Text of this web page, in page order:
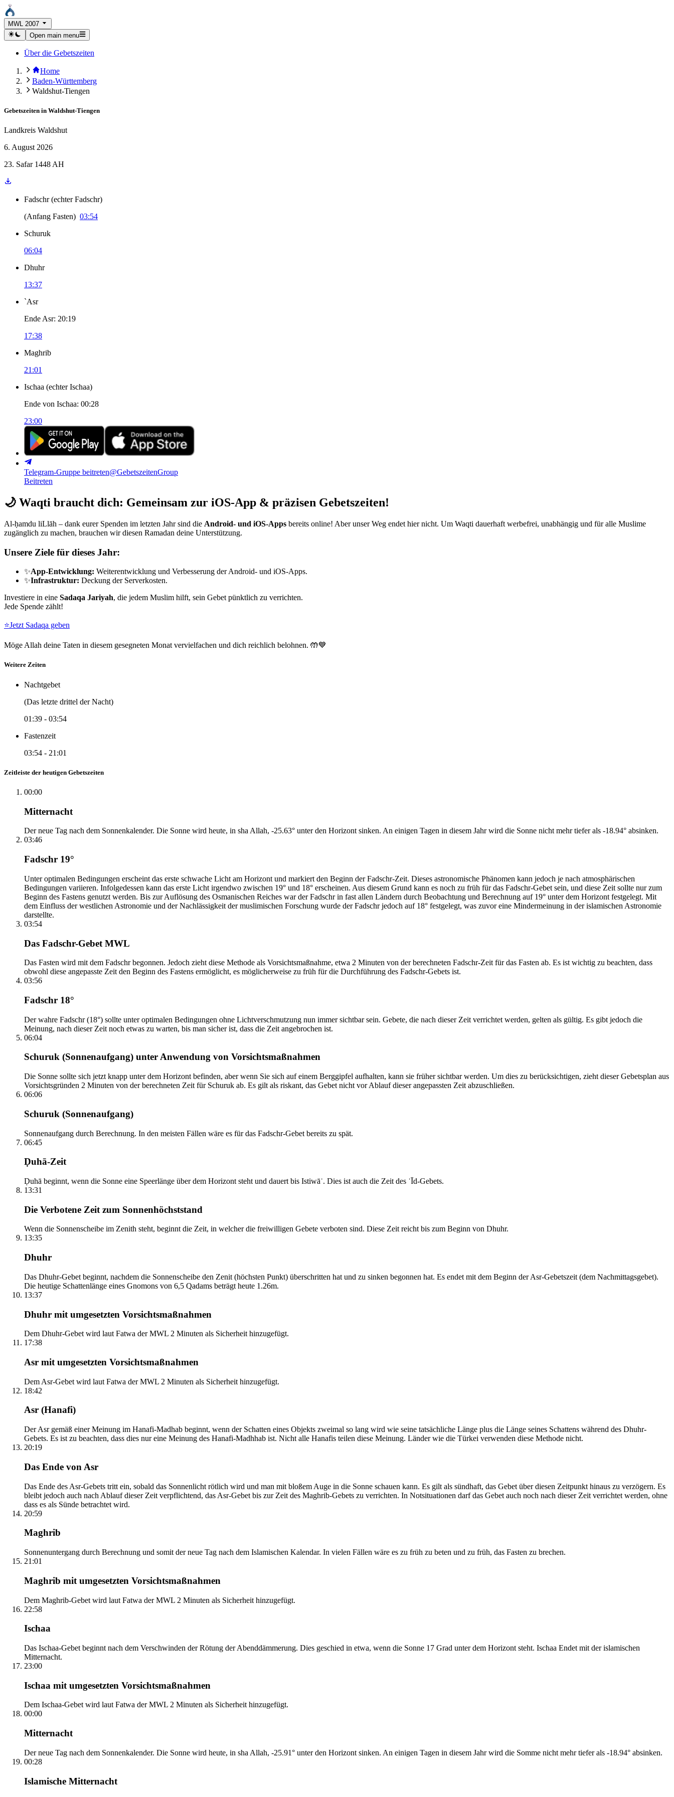
MWL 2007
Open main menu
Über die Gebetszeiten
Home
Baden-Württemberg
Waldshut-Tiengen
Gebetszeiten in Waldshut-Tiengen
Landkreis Waldshut
6. August 2026
23. Safar 1448 AH
Fadschr (echter Fadschr)
(Anfang Fasten) 03:54
Schuruk
06:04
Dhuhr
13:37
`Asr
Ende Asr: 20:19
17:38
Maghrib
21:01
Ischaa (echter Ischaa)
Ende von Ischaa: 00:28
23:00
Telegram-Gruppe beitreten@GebetszeitenGroup
Beitreten
🌙 Waqti braucht dich: Gemeinsam zur iOS-App & präzisen Gebetszeiten!
Al-ḥamdu liLlāh – dank eurer Spenden im letzten Jahr sind die Android- und iOS-Apps bereits online! Aber unser Weg endet hier nicht. Um Waqti dauerhaft werbefrei, unabhängig und für alle Muslime
zugänglich zu machen, brauchen wir diesen Ramadan deine Unterstützung.
Unsere Ziele für dieses Jahr:
✨App-Entwicklung: Weiterentwicklung und Verbesserung der Android- und iOS-Apps.
✨Infrastruktur: Deckung der Serverkosten.
Investiere in eine Sadaqa Jariyah, die jedem Muslim hilft, sein Gebet pünktlich zu verrichten.
Jede Spende zählt!
⭐Jetzt Sadaqa geben
Möge Allah deine Taten in diesem gesegneten Monat vervielfachen und dich reichlich belohnen. 🤲💙
Weitere Zeiten
Nachtgebet
(Das letzte drittel der Nacht)
01:39 - 03:54
Fastenzeit
03:54 - 21:01
Zeitleiste der heutigen Gebetszeiten
00:00
Mitternacht
Der neue Tag nach dem Sonnenkalender. Die Sonne wird heute, in sha Allah, -25.63° unter den Horizont sinken. An einigen Tagen in diesem Jahr wird die Sonne nicht mehr tiefer als -18.94° absinken.
03:46
Fadschr 19°
Unter optimalen Bedingungen erscheint das erste schwache Licht am Horizont und markiert den Beginn der Fadschr-Zeit. Dieses astronomische Phänomen kann jedoch je nach atmosphärischen
Bedingungen variieren. Infolgedessen kann das erste Licht irgendwo zwischen 19° und 18° erscheinen. Aus diesem Grund kann es noch zu früh für das Fadschr-Gebet sein, und diese Zeit sollte nur zum
Beginn des Fastens genutzt werden. Bis zur Auflösung des Osmanischen Reiches war der Fadschr in fast allen Ländern durch Beobachtung und Berechnung auf 19° unter dem Horizont festgelegt. Mit
dem Einfluss der westlichen Astronomie und der Nachlässigkeit der muslimischen Forschung wurde der Fadschr jedoch auf 18° festgelegt, was zuvor eine Mindermeinung in der islamischen Astronomie
darstellte.
03:54
Das Fadschr-Gebet MWL
Das Fasten wird mit dem Fadschr begonnen. Jedoch zieht diese Methode als Vorsichtsmaßnahme, etwa 2 Minuten von der berechneten Fadschr-Zeit für das Fasten ab. Es ist wichtig zu beachten, dass
obwohl diese angepasste Zeit den Beginn des Fastens ermöglicht, es möglicherweise zu früh für die Durchführung des Fadschr-Gebets ist.
03:56
Fadschr 18°
Der wahre Fadschr (18°) sollte unter optimalen Bedingungen ohne Lichtverschmutzung nun immer sichtbar sein. Gebete, die nach dieser Zeit verrichtet werden, gelten als gültig. Es gibt jedoch die
Meinung, nach dieser Zeit noch etwas zu warten, bis man sicher ist, dass die Zeit angebrochen ist.
06:04
Schuruk (Sonnenaufgang) unter Anwendung von Vorsichtsmaßnahmen
Die Sonne sollte sich jetzt knapp unter dem Horizont befinden, aber wenn Sie sich auf einem Berggipfel aufhalten, kann sie früher sichtbar werden. Um dies zu berücksichtigen, zieht dieser Gebetsplan aus
Vorsichtsgründen 2 Minuten von der berechneten Zeit für Schuruk ab. Es gilt als riskant, das Gebet nicht vor Ablauf dieser angepassten Zeit abzuschließen.
06:06
Schuruk (Sonnenaufgang)
Sonnenaufgang durch Berechnung. In den meisten Fällen wäre es für das Fadschr-Gebet bereits zu spät.
06:45
Ḍuhā-Zeit
Ḍuhā beginnt, wenn die Sonne eine Speerlänge über dem Horizont steht und dauert bis Istiwāʾ. Dies ist auch die Zeit des ʿĪd-Gebets.
13:31
Die Verbotene Zeit zum Sonnenhöchststand
Wenn die Sonnenscheibe im Zenith steht, beginnt die Zeit, in welcher die freiwilligen Gebete verboten sind. Diese Zeit reicht bis zum Beginn von Dhuhr.
13:35
Dhuhr
Das Dhuhr-Gebet beginnt, nachdem die Sonnenscheibe den Zenit (höchsten Punkt) überschritten hat und zu sinken begonnen hat. Es endet mit dem Beginn der Asr-Gebetszeit (dem Nachmittagsgebet).
Die heutige Schattenlänge eines Gnomons von 6,5 Qadams beträgt heute 1.26m.
13:37
Dhuhr mit umgesetzten Vorsichtsmaßnahmen
Dem Dhuhr-Gebet wird laut Fatwa der MWL 2 Minuten als Sicherheit hinzugefügt.
17:38
Asr mit umgesetzten Vorsichtsmaßnahmen
Dem Asr-Gebet wird laut Fatwa der MWL 2 Minuten als Sicherheit hinzugefügt.
18:42
Asr (Hanafi)
Der Asr gemäß einer Meinung im Hanafi-Madhab beginnt, wenn der Schatten eines Objekts zweimal so lang wird wie seine tatsächliche Länge plus die Länge seines Schattens während des Dhuhr-
Gebets. Es ist zu beachten, dass dies nur eine Meinung des Hanafi-Madhhab ist. Nicht alle Hanafis teilen diese Meinung. Länder wie die Türkei verwenden diese Methode nicht.
20:19
Das Ende von Asr
Das Ende des Asr-Gebets tritt ein, sobald das Sonnenlicht rötlich wird und man mit bloßem Auge in die Sonne schauen kann. Es gilt als sündhaft, das Gebet über diesen Zeitpunkt hinaus zu verzögern. Es
bleibt jedoch auch nach Ablauf dieser Zeit verpflichtend, das Asr-Gebet bis zur Zeit des Maghrib-Gebets zu verrichten. In Notsituationen darf das Gebet auch noch nach dieser Zeit verrichtet werden, ohne
dass es als Sünde betrachtet wird.
20:59
Maghrib
Sonnenuntergang durch Berechnung und somit der neue Tag nach dem Islamischen Kalendar. In vielen Fällen wäre es zu früh zu beten und zu früh, das Fasten zu brechen.
21:01
Maghrib mit umgesetzten Vorsichtsmaßnahmen
Dem Maghrib-Gebet wird laut Fatwa der MWL 2 Minuten als Sicherheit hinzugefügt.
22:58
Ischaa
Das Ischaa-Gebet beginnt nach dem Verschwinden der Rötung der Abenddämmerung. Dies geschied in etwa, wenn die Sonne 17 Grad unter dem Horizont steht. Ischaa Endet mit der islamischen
Mitternacht.
23:00
Ischaa mit umgesetzten Vorsichtsmaßnahmen
Dem Ischaa-Gebet wird laut Fatwa der MWL 2 Minuten als Sicherheit hinzugefügt.
00:00
Mitternacht
Der neue Tag nach dem Sonnenkalender. Die Sonne wird heute, in sha Allah, -25.91° unter den Horizont sinken. An einigen Tagen in diesem Jahr wird die Somme nicht mehr tiefer als -18.94° absinken.
00:28
Islamische Mitternacht